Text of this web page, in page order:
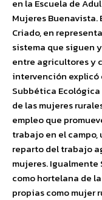
en la Escuela de
Mujeres Buenavista.
Criado, en
sistema que siguen
entre agricultores y
intervención explicó
Subbética
de las mujeres
empleo que
trabajo en el
reparto del trabajo
mujeres. Igualmente
como hortelana de
propias como mujer